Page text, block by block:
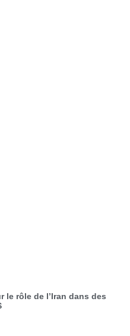
le rôle de l’Iran dans des